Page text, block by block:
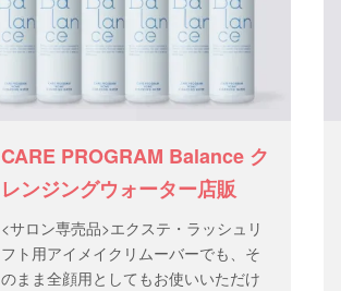
CARE PROGRAM Balance ク
レンジングウォーター店販
<サロン専売品>エクステ・ラッシュリ
フト用アイメイクリムーバーでも、そ
のまま全顔用としてもお使いいただけ